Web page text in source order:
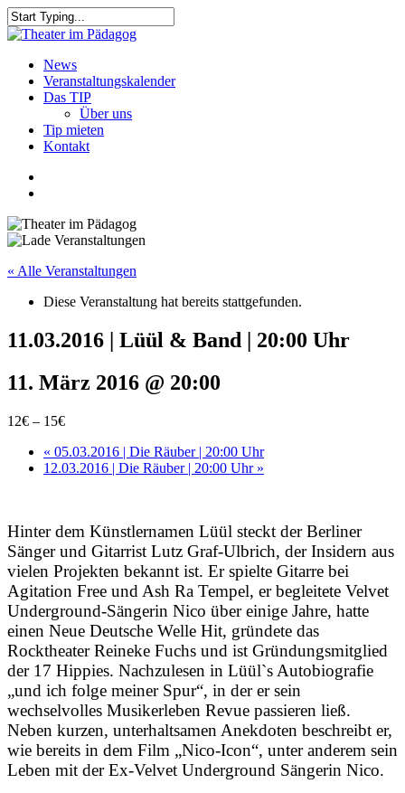
Skip
to
content
Close
search
Menu
News
Veranstaltungskalender
Das TIP
Über uns
Tip mieten
Kontakt
« Alle Veranstaltungen
Diese Veranstaltung hat bereits stattgefunden.
11.03.2016 | Lüül & Band | 20:00 Uhr
11. März 2016 @ 20:00
12€ – 15€
« 05.03.2016 | Die Räuber | 20:00 Uhr
12.03.2016 | Die Räuber | 20:00 Uhr »
Hinter dem Künstlernamen Lüül steckt der Berliner
Sänger und Gitarrist Lutz Graf-Ulbrich, der Insidern aus
vielen Projekten bekannt ist. Er spielte Gitarre bei
Agitation Free und Ash Ra Tempel, er begleitete Velvet
Underground-Sängerin Nico über einige Jahre, hatte
einen Neue Deutsche Welle Hit, gründete das
Rocktheater Reineke Fuchs und ist Gründungsmitglied
der 17 Hippies. Nachzulesen in Lüül`s Autobiografie
„und ich folge meiner Spur“, in der er sein
wechselvolles Musikerleben Revue passieren ließ.
Neben kurzen, unterhaltsamen Anekdoten beschreibt er,
wie bereits in dem Film „Nico-Icon“, unter anderem sein
Leben mit der Ex-Velvet Underground Sängerin Nico.